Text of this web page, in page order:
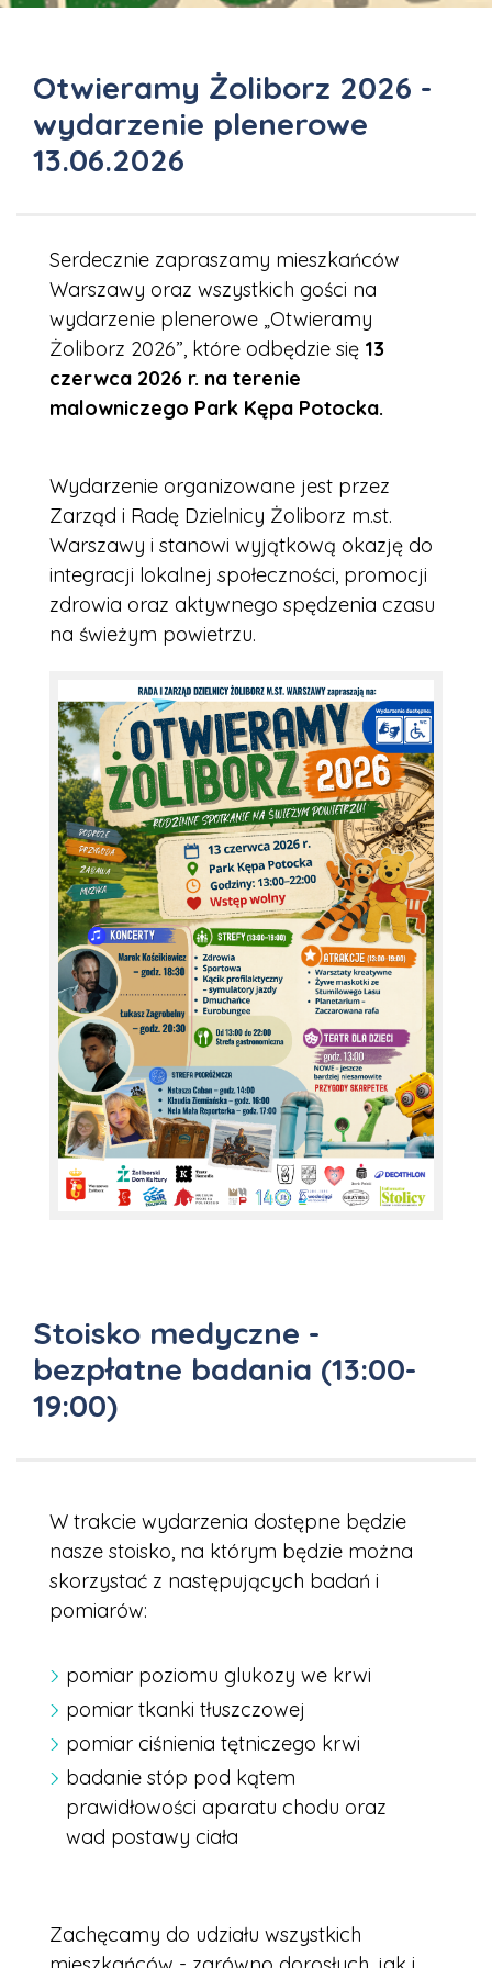
Otwieramy Żoliborz 2026 -
wydarzenie plenerowe
13.06.2026
Serdecznie zapraszamy mieszkańców
Warszawy oraz wszystkich gości na
wydarzenie plenerowe „Otwieramy
Żoliborz 2026”, które odbędzie się 13
czerwca 2026 r. na terenie
malowniczego Park Kępa Potocka.
Wydarzenie organizowane jest przez
Zarząd i Radę Dzielnicy Żoliborz m.st.
Warszawy i stanowi wyjątkową okazję do
integracji lokalnej społeczności, promocji
zdrowia oraz aktywnego spędzenia czasu
na świeżym powietrzu.
Stoisko medyczne -
bezpłatne badania (13:00-
19:00)
W trakcie wydarzenia dostępne będzie
nasze stoisko, na którym będzie można
skorzystać z następujących badań i
pomiarów:
pomiar poziomu glukozy we krwi
pomiar tkanki tłuszczowej
pomiar ciśnienia tętniczego krwi
badanie stóp pod kątem
prawidłowości aparatu chodu oraz
wad postawy ciała
Zachęcamy do udziału wszystkich